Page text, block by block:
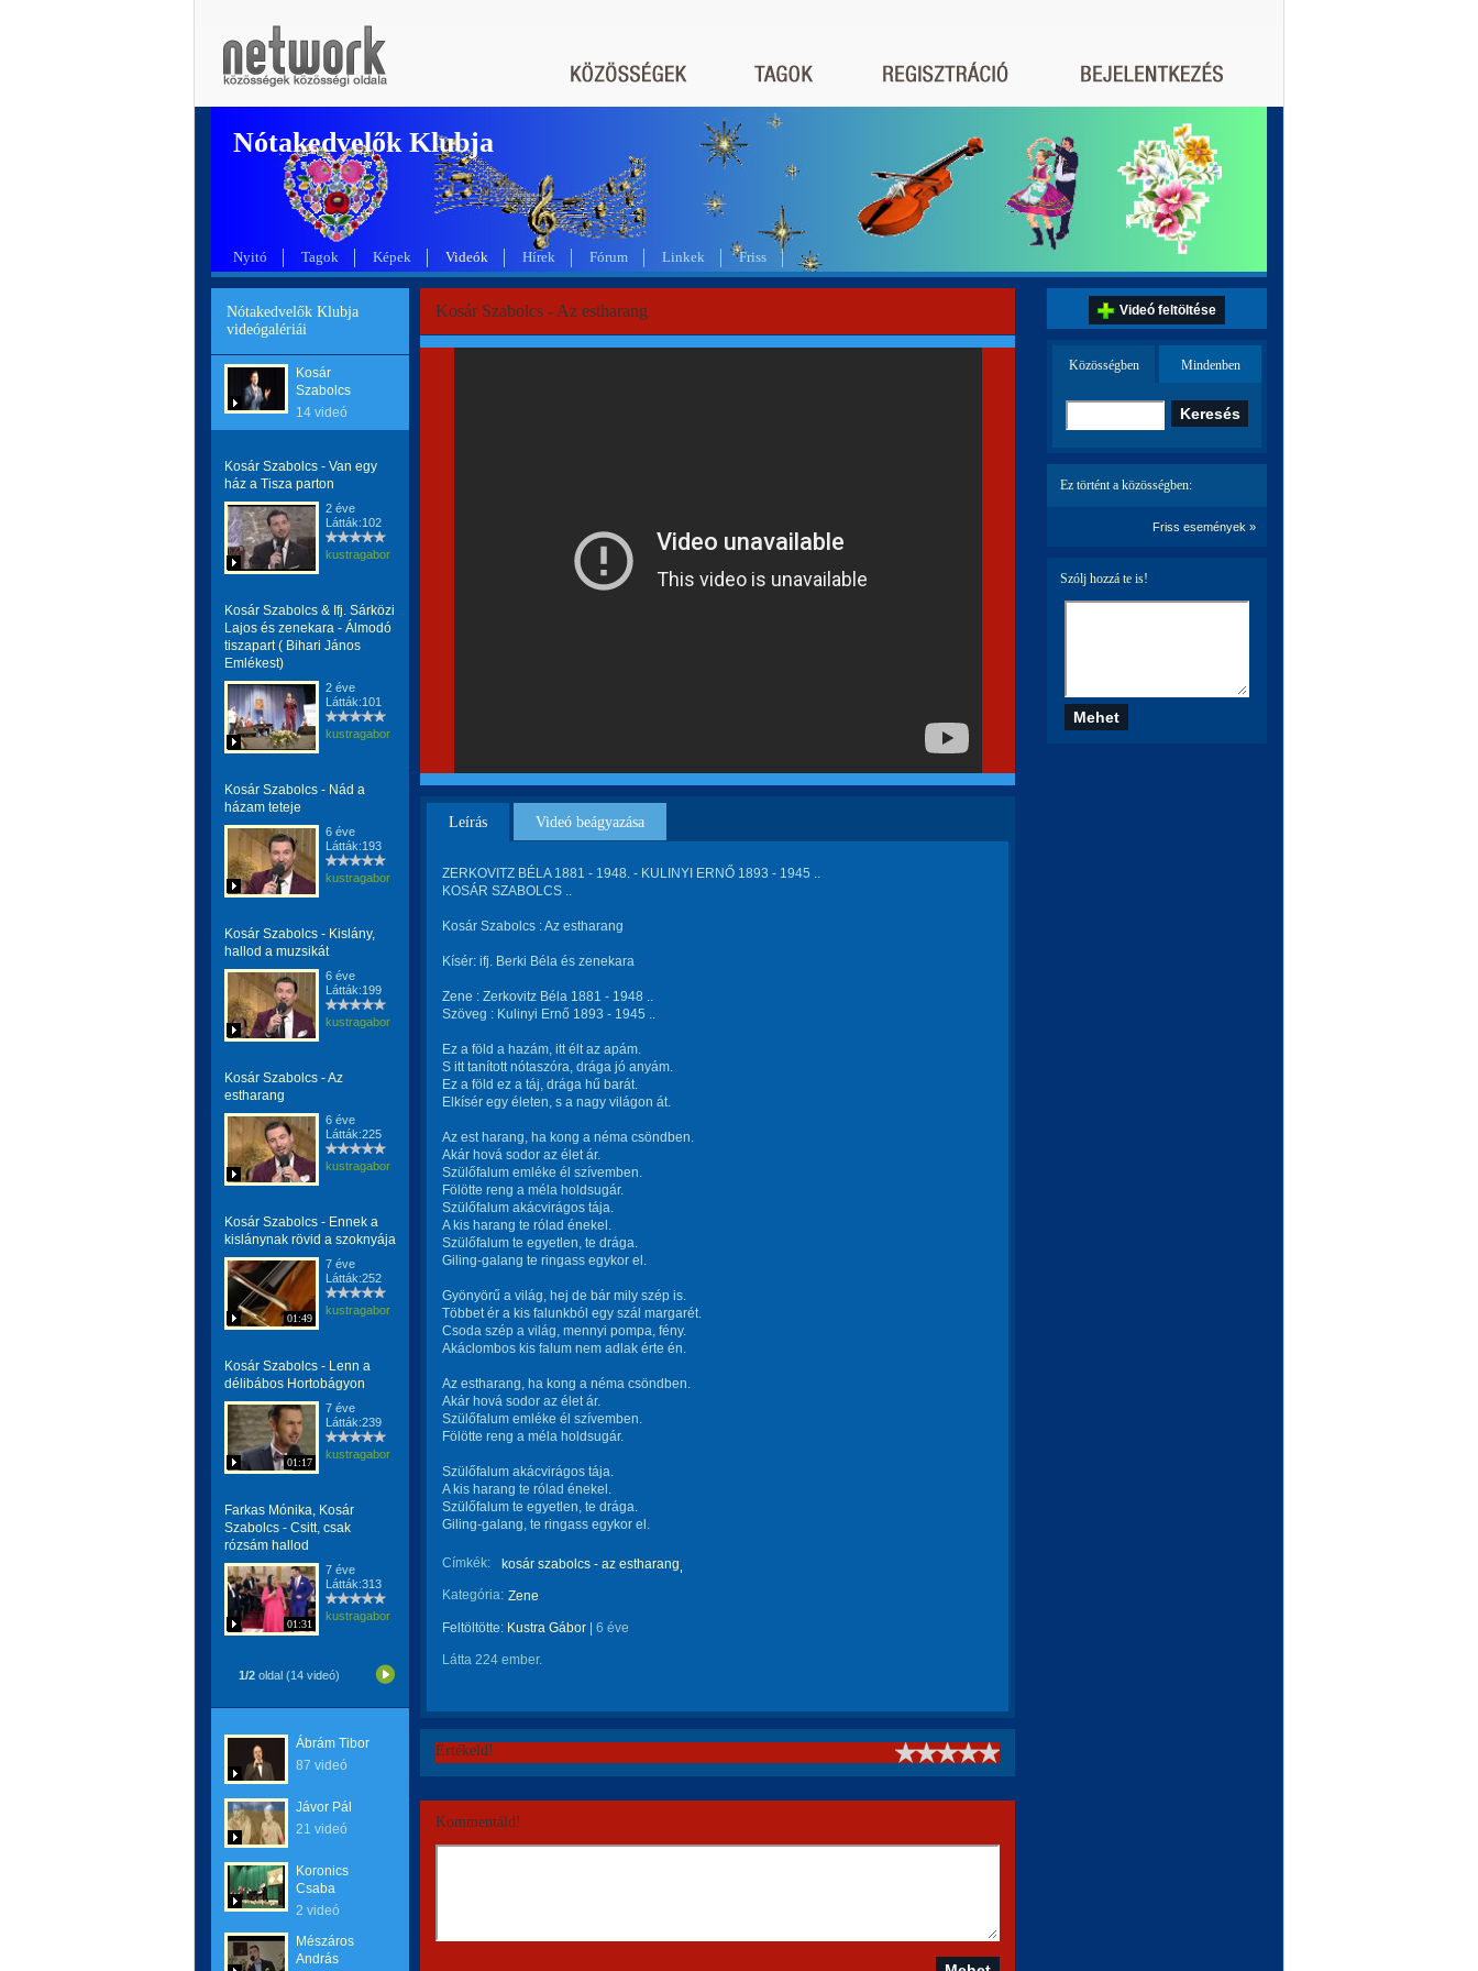
Nótakedvelők Klubja
Nyitó Tagok Képek Videók Hírek Fórum Linkek Friss
Nótakedvelők Klubja
videógalériái
Kosár
Szabolcs
14 videó
Kosár Szabolcs - Van egy
ház a Tisza parton
2 éve
Látták:102
kustragabor
Kosár Szabolcs & Ifj. Sárközi
Lajos és zenekara - Álmodó
tiszapart ( Bihari János
Emlékest)
2 éve
Látták:101
kustragabor
Kosár Szabolcs - Nád a
házam teteje
6 éve
Látták:193
kustragabor
Kosár Szabolcs - Kislány,
hallod a muzsikát
6 éve
Látták:199
kustragabor
Kosár Szabolcs - Az
estharang
6 éve
Látták:225
kustragabor
Kosár Szabolcs - Ennek a
kislánynak rövid a szoknyája
01:49
7 éve
Látták:252
kustragabor
Kosár Szabolcs - Lenn a
délibábos Hortobágyon
01:17
7 éve
Látták:239
kustragabor
Farkas Mónika, Kosár
Szabolcs - Csitt, csak
rózsám hallod
01:31
7 éve
Látták:313
kustragabor
1/2 oldal (14 videó)
Ábrám Tibor
87 videó
Jávor Pál
21 videó
Koronics
Csaba
2 videó
Mészáros
András
Kosár Szabolcs - Az estharang
Leírás Videó beágyazása
ZERKOVITZ BÉLA 1881 - 1948. - KULINYI ERNŐ 1893 - 1945 ..
KOSÁR SZABOLCS ..
Kosár Szabolcs : Az estharang
Kísér: ifj. Berki Béla és zenekara
Zene : Zerkovitz Béla 1881 - 1948 ..
Szöveg : Kulinyi Ernő 1893 - 1945 ..
Ez a föld a hazám, itt élt az apám.
S itt tanított nótaszóra, drága jó anyám.
Ez a föld ez a táj, drága hű barát.
Elkísér egy életen, s a nagy világon át.
Az est harang, ha kong a néma csöndben.
Akár hová sodor az élet ár.
Szülőfalum emléke él szívemben.
Fölötte reng a méla holdsugár.
Szülőfalum akácvirágos tája.
A kis harang te rólad énekel.
Szülőfalum te egyetlen, te drága.
Giling-galang te ringass egykor el.
Gyönyörű a világ, hej de bár mily szép is.
Többet ér a kis falunkból egy szál margarét.
Csoda szép a világ, mennyi pompa, fény.
Akáclombos kis falum nem adlak érte én.
Az estharang, ha kong a néma csöndben.
Akár hová sodor az élet ár.
Szülőfalum emléke él szívemben.
Fölötte reng a méla holdsugár.
Szülőfalum akácvirágos tája.
A kis harang te rólad énekel.
Szülőfalum te egyetlen, te drága.
Giling-galang, te ringass egykor el.
Címkék:
kosár szabolcs - az estharang
Kategória: Zene
Feltöltötte: Kustra Gábor 6 éve
Látta 224 ember.
Értékeld!
Kommentáld!
Videó feltöltése
Közösségben Mindenben
Ez történt a közösségben:
Friss események »
Szólj hozzá te is!